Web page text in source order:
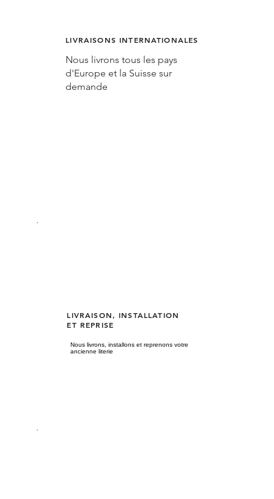
LIVRAISONS INTERNATIONALES
Nous livrons tous les pays
d'Europe et la Suisse sur
demande
LIVRAISON, INSTALLATION
ET REPRISE
Nous livrons, installons et reprenons votre
ancienne literie